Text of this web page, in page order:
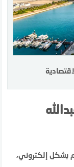
بشكل إلكتروني،